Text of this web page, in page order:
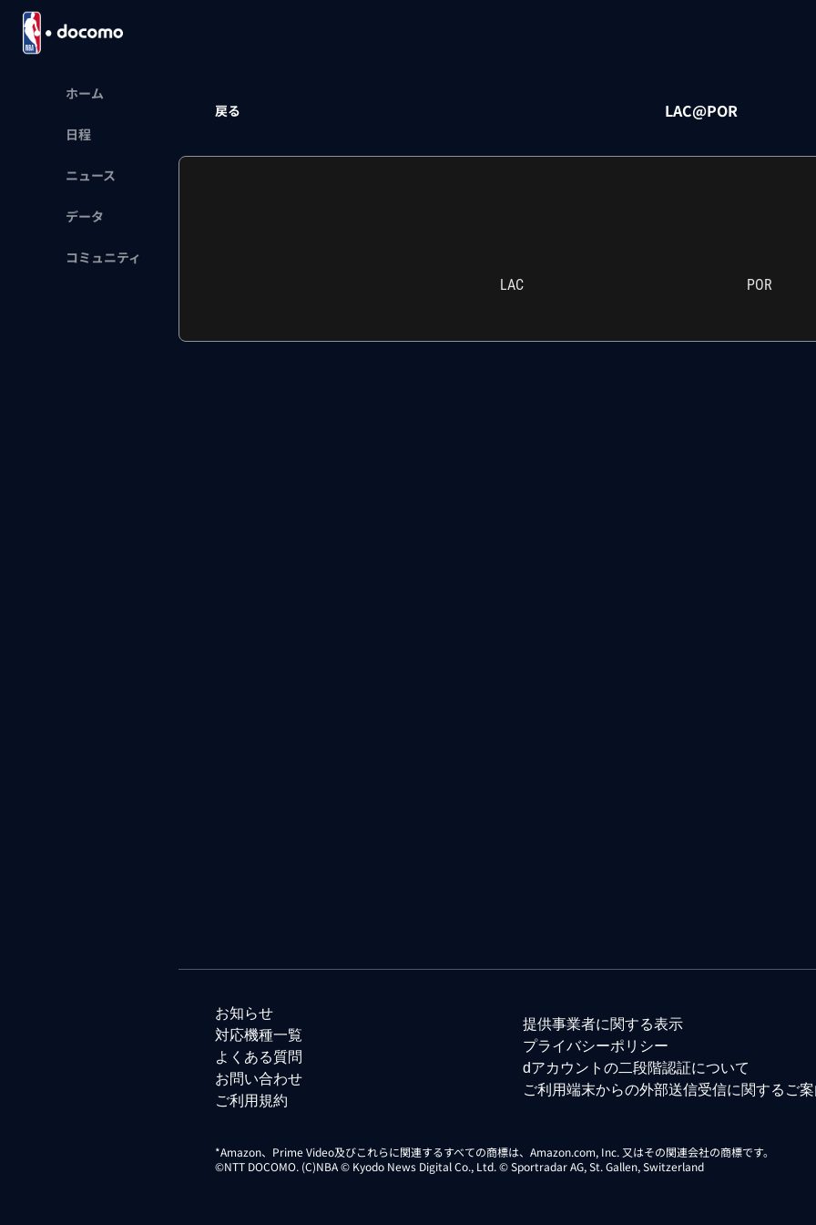
ホーム
日程
ニュース
データ
コミュニティ
戻る LAC@POR
LAC POR
お知らせ
対応機種一覧
よくある質問
お問い合わせ
ご利用規約
提供事業者に関する表示
プライバシーポリシー
dアカウントの二段階認証について
ご利用端末からの外部送信受信に関するご
*Amazon、Prime Video及びこれらに関連するすべての商標は、Amazon.com, Inc. 又はその関連会社の商標です。
©NTT DOCOMO. (C)NBA © Kyodo News Digital Co., Ltd. © Sportradar AG, St. Gallen, Switzerland